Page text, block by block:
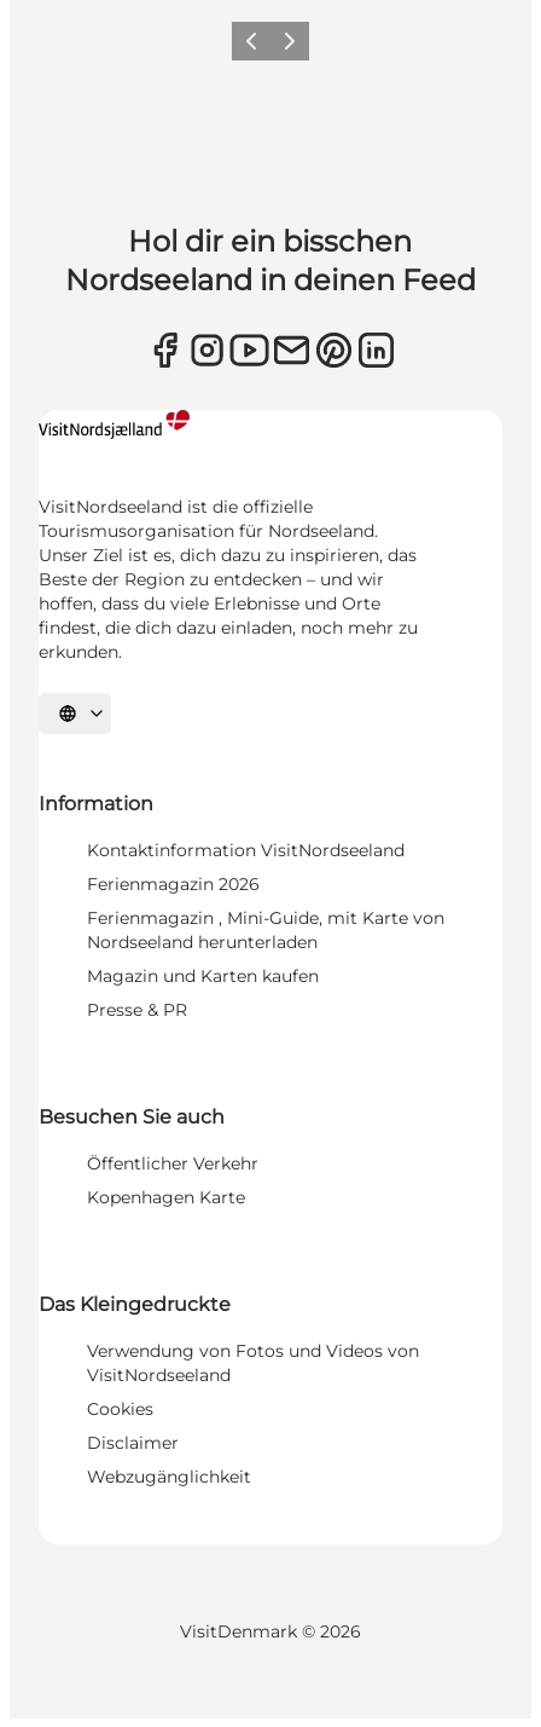
ZurückWeiter
Hol dir ein bisschen
Nordseeland in deinen Feed
VisitNordseeland ist die offizielle
Tourismusorganisation für Nordseeland.
Unser Ziel ist es, dich dazu zu inspirieren, das
Beste der Region zu entdecken – und wir
hoffen, dass du viele Erlebnisse und Orte
findest, die dich dazu einladen, noch mehr zu
erkunden.
Sprache auswählen
Information
Kontaktinformation VisitNordseeland
Ferienmagazin 2026
Ferienmagazin , Mini-Guide, mit Karte von
Nordseeland herunterladen
Magazin und Karten kaufen
Presse & PR
Besuchen Sie auch
Öffentlicher Verkehr
Kopenhagen Karte
Das Kleingedruckte
Verwendung von Fotos und Videos von
VisitNordseeland
Cookies
Disclaimer
Webzugänglichkeit
VisitDenmark © 2026